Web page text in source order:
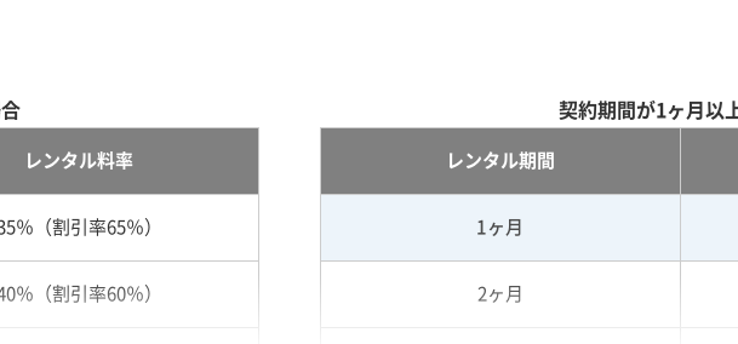
レンタル料率
％（割引率65％）
％（割引率60％）
契約期間が1ヶ月以
レンタル期間
1ヶ月
2ヶ月